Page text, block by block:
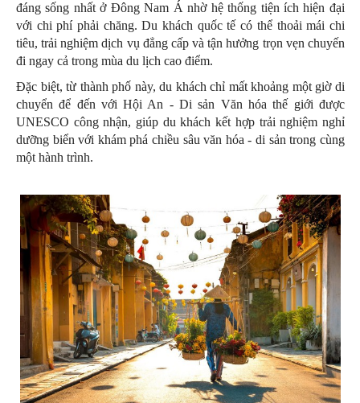
đáng sống nhất ở Đông Nam Á nhờ hệ thống tiện ích hiện đại
với chi phí phải chăng. Du khách quốc tế có thể thoải mái chi
tiêu, trải nghiệm dịch vụ đẳng cấp và tận hưởng trọn vẹn chuyến
đi ngay cả trong mùa du lịch cao điểm.
Đặc biệt, từ thành phố này, du khách chỉ mất khoảng một giờ di
chuyển để đến với Hội An - Di sản Văn hóa thế giới được
UNESCO công nhận, giúp du khách kết hợp trải nghiệm nghỉ
dưỡng biển với khám phá chiều sâu văn hóa - di sản trong cùng
một hành trình.